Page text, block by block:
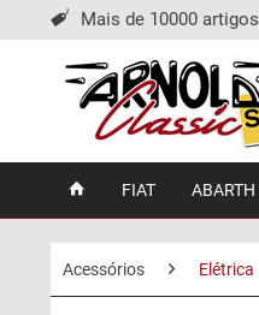
Mais de 10000 artigos
FIAT ABARTH
Acessórios Elétrica